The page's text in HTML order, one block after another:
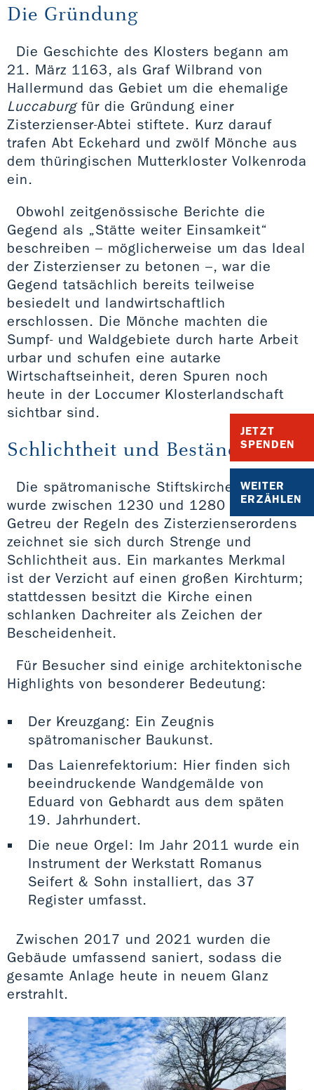
JETZT
SPENDEN
WEITER
ERZÄHLEN
Die Gründung
Die Geschichte des Klosters begann am
21. März 1163, als Graf Wilbrand von
Hallermund das Gebiet um die ehemalige
Luccaburgfür die Gründung einer
Zisterzienser-Abtei stiftete. Kurz darauf
trafen Abt Eckehard und zwölf Mönche aus
dem thüringischen Mutterkloster Volkenroda
ein.
Obwohl zeitgenössische Berichte die
Gegend als „Stätte weiter Einsamkeit“
beschreiben – möglicherweise um das Ideal
der Zisterzienser zu betonen –, war die
Gegend tatsächlich bereits teilweise
besiedelt und landwirtschaftlich
erschlossen. Die Mönche machten die
Sumpf- und Waldgebiete durch harte Arbeit
urbar und schufen eine autarke
Wirtschaftseinheit, deren Spuren noch
heute in der Loccumer Klosterlandschaft
sichtbar sind.
Schlichtheit und Beständigkeit
Die spätromanische Stiftskirche St. Georg
wurde zwischen 1230 und 1280 errichtet.
Getreu der Regeln des Zisterzienserordens
zeichnet sie sich durch Strenge und
Schlichtheit aus. Ein markantes Merkmal
ist der Verzicht auf einen großen Kirchturm;
stattdessen besitzt die Kirche einen
schlanken Dachreiter als Zeichen der
Bescheidenheit.
Für Besucher sind einige architektonische
Highlights von besonderer Bedeutung:
Der Kreuzgang: Ein Zeugnis
spätromanischer Baukunst.
Das Laienrefektorium: Hier finden sich
beeindruckende Wandgemälde von
Eduard von Gebhardt aus dem späten
19. Jahrhundert.
Die neue Orgel: Im Jahr 2011 wurde ein
Instrument der Werkstatt Romanus
Seifert & Sohn installiert, das 37
Register umfasst.
Zwischen 2017 und 2021 wurden die
Gebäude umfassend saniert, sodass die
gesamte Anlage heute in neuem Glanz
erstrahlt.